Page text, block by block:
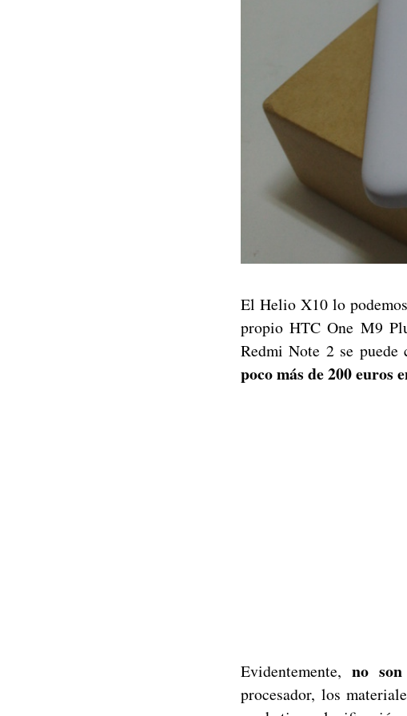
El Helio X10 lo
propio HTC One M9
Redmi Note 2 se
poco más de 200 euros
Evidentemente, no
procesador, los